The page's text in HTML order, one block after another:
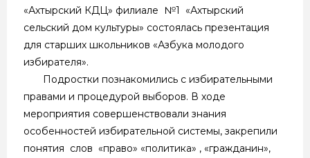
«Ахтырский КДЦ» филиале №1 «Ахтырский
сельский дом культуры» состоялась презентация
для старших школьников «Азбука молодого
избирателя».
Подростки познакомились с избирательными
правами и процедурой выборов. В ходе
мероприятия совершенствовали знания
особенностей избирательной системы, закрепили
понятия слов «право» «политика» , «гражданин»,